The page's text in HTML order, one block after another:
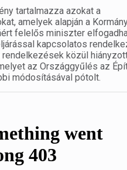
tartalmazza azokat a
amelyek alapján a
felelős miniszter
kapcsolatos
közül
az Országgyűlés az
módosításával pótolt.